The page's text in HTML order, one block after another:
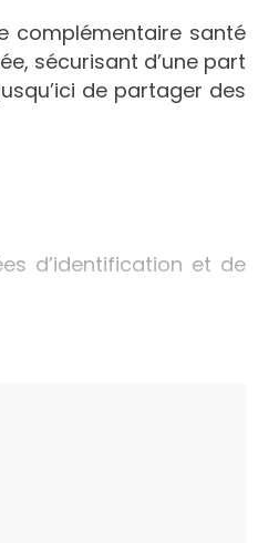
complémentaire santé
sécurisant d’une part
de partager des
d’identification et de